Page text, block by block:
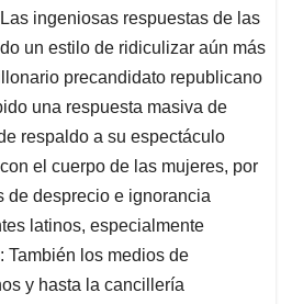
ingeniosas respuestas de las
un estilo de ridiculizar aún más
precandidato republicano
una respuesta masiva de
respaldo a su espectáculo
el cuerpo de las mujeres, por
de desprecio e ignorancia
latinos, especialmente
También los medios de
y hasta la cancillería